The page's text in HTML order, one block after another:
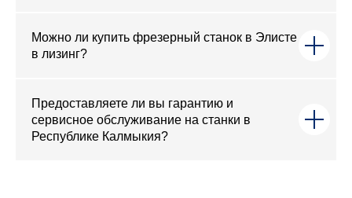
Можно ли купить фрезерный станок в Элисте
в лизинг?
Предоставляете ли вы гарантию и
сервисное обслуживание на станки в
Республике Калмыкия?